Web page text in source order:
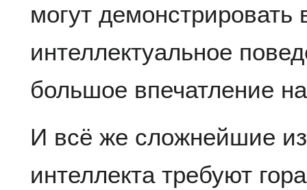
могут демонстрировать
интеллектуальное
большое впечатление
И всё же сложнейшие из
интеллекта требуют